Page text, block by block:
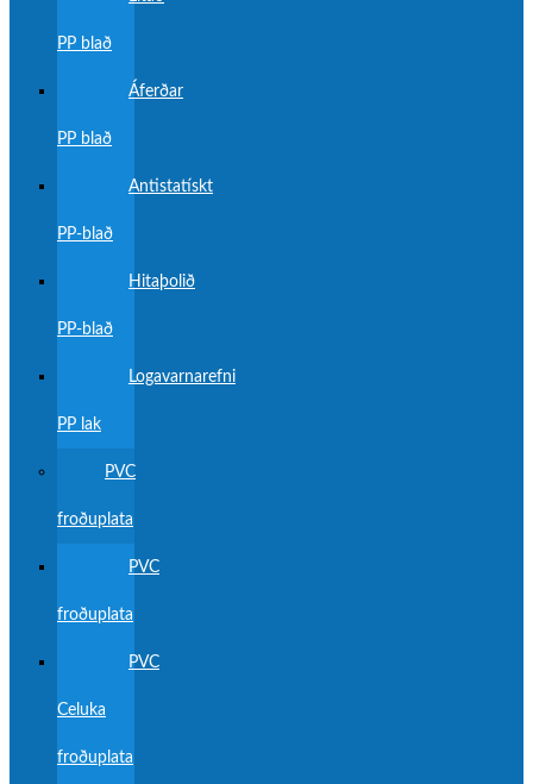
PP blað
Áferðar
PP blað
Antistatískt
PP-blað
Hitaþolið
PP-blað
Logavarnarefni
PP lak
PVC
froðuplata
PVC
froðuplata
PVC
Celuka
froðuplata